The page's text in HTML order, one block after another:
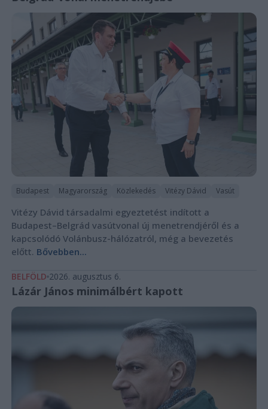
Budapest Magyarország Közlekedés Vitézy Dávid Vasút
Vitézy Dávid társadalmi egyeztetést indított a
Budapest–Belgrád vasútvonal új menetrendjéről és a
kapcsolódó Volánbusz-hálózatról, még a bevezetés
előtt. Bővebben...
BELFÖLD 2026. augusztus 6.
Lázár János minimálbért kapott